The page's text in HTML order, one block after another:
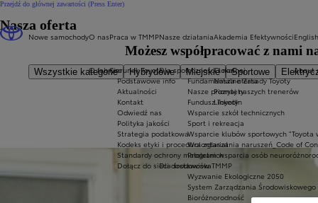
Przejdź do głównej zawartości (Press Enter)
Nowe samochody
Wszystkie kategorie Hybrydowe Miejskie Sportowe
O nas
O fabryce
Podstawowe info
Aktualności
Kontakt
Odwiedź nas
Polityka jakości
Strategia podatkowa
Kodeks etyki i procedura zgłaszania naruszeń_Code of
Standardy ochrony małoletnich
Dołącz do sieci dostawców TMMP
Praca w TMMP
Kierunek Toyota
Nasze działania
Dla społeczności lokalnej
Fundamentalne Zasady Toyoty
Nasze priorytety
Fundusz Toyoty
Wsparcie szkół technicznych
Sport i rekreacja
Wsparcie klubów sportowych "Toyota
Wolontariat
Program wsparcia osób
Dla środowiska
Wyzwanie Ekologiczne 2050
System Zarządzania Środowiskowego
Bioróżnorodność
Akademia Efektywności
O nas
Nasza oferta
Poznaj naszych trenerów
LinkedIn
English
About
Nasza oferta
Możesz współpracować z